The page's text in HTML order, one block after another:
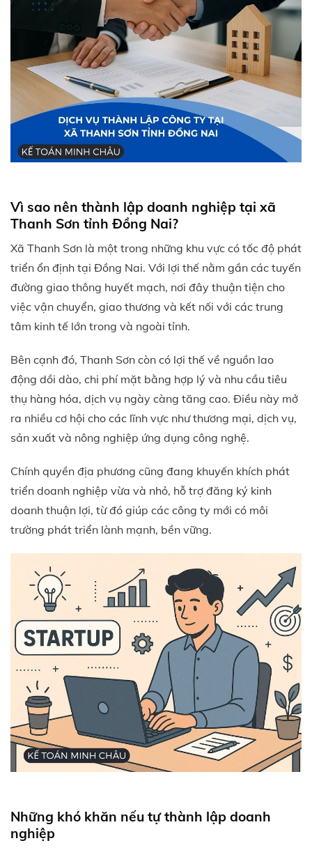
Vì sao nên thành lập doanh nghiệp tại xã
Thanh Sơn tỉnh Đồng Nai?
Xã Thanh Sơn là một trong những khu vực có tốc độ phát
triển ổn định tại Đồng Nai. Với lợi thế nằm gần các tuyến
đường giao thông huyết mạch, nơi đây thuận tiện cho
việc vận chuyển, giao thương và kết nối với các trung
tâm kinh tế lớn trong và ngoài tỉnh.
Bên cạnh đó, Thanh Sơn còn có lợi thế về nguồn lao
động dồi dào, chi phí mặt bằng hợp lý và nhu cầu tiêu
thụ hàng hóa, dịch vụ ngày càng tăng cao. Điều này mở
ra nhiều cơ hội cho các lĩnh vực như thương mại, dịch vụ,
sản xuất và nông nghiệp ứng dụng công nghệ.
Chính quyền địa phương cũng đang khuyến khích phát
triển doanh nghiệp vừa và nhỏ, hỗ trợ đăng ký kinh
doanh thuận lợi, từ đó giúp các công ty mới có môi
trường phát triển lành mạnh, bền vững.
Những khó khăn nếu tự thành lập doanh
nghiệp